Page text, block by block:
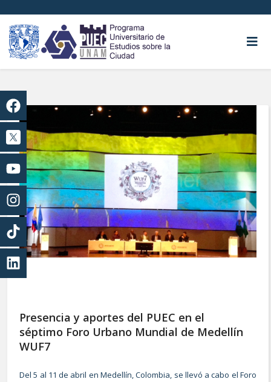
Presencia y aportes del PUEC en el
séptimo Foro Urbano Mundial de Medellín
WUF7
Del 5 al 11 de abril en Medellín, Colombia, se llevó a cabo el Foro